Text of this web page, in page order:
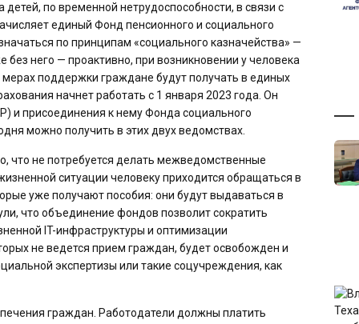
детей, по временной нетрудоспособности, в связи с
единый Фонд пенсионного и социального
по принципам «социального казначейства» —
него — проактивно, при возникновении у человека
поддержки граждане будут получать в единых
начнет работать с 1 января 2023 года. Он
и присоединения к нему Фонда социального
можно получить в этих двух ведомствах.
что не потребуется делать межведомственные
ситуации человеку приходится обращаться в
уже получают пособия: они будут выдаваться в
что объединение фондов позволит сократить
IT-инфраструктуры и оптимизации
не ведется прием граждан, будет освобожден и
экспертизы или такие соцучреждения, как
граждан. Работодатели должны платить